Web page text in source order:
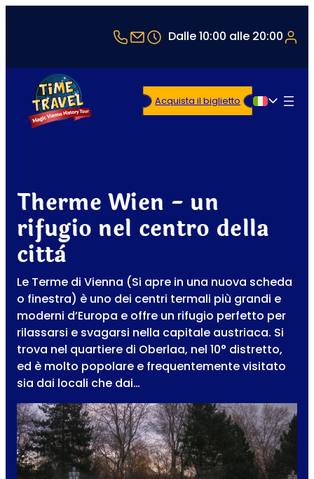
+43 1 5321514
office@timetravel-vienna.at
Dalle 10:00 alle 20:00
Italiano
Acquista il biglietto
Therme Wien - un
rifugio nel centro della
città
Le Terme di Vienna (Si apre in una nuova scheda
o finestra) è uno dei centri termali più grandi e
moderni d’Europa e offre un rifugio perfetto per
rilassarsi e svagarsi nella capitale austriaca. Si
trova nel quartiere di Oberlaa, nel 10° distretto,
ed è molto popolare e frequentemente visitato
sia dai locali che dai…